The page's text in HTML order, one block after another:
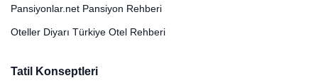
Pansiyonlar.net Pansiyon Rehberi
Oteller Diyarı Türkiye Otel Rehberi
Tatil Konseptleri